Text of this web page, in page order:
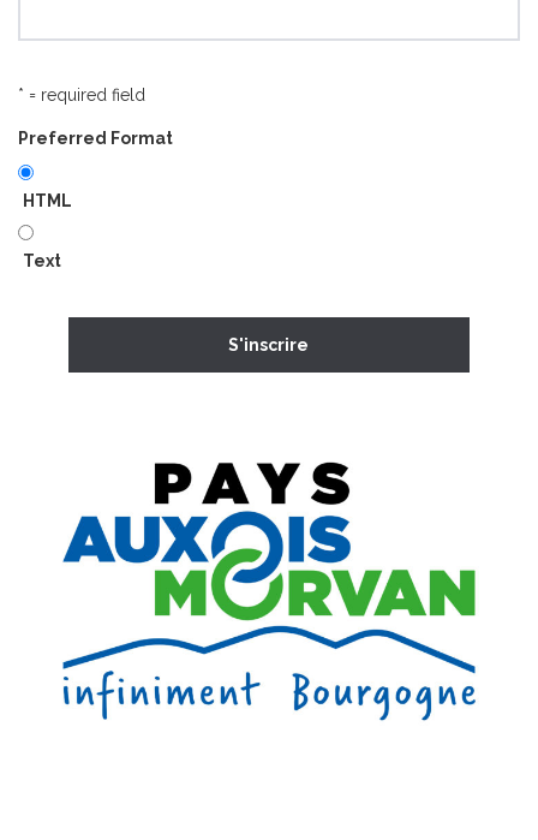
* = required field
Preferred Format
HTML
Text